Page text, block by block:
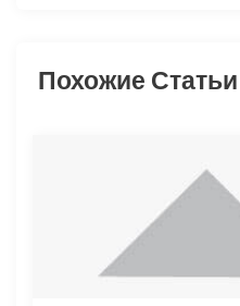
и
Похожие Статьи